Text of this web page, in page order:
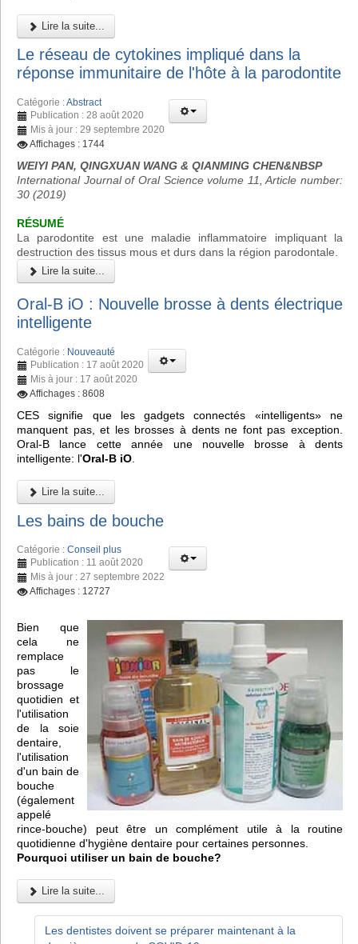
Lire la suite...
Le réseau de cytokines impliqué dans la
réponse immunitaire de l'hôte à la parodontite
Catégorie :Abstract
Publication : 28 août 2020
Mis à jour : 29 septembre 2020
Affichages : 1744
WEIYI PAN, QINGXUAN WANG & QIANMING CHEN&NBSP
International Journal of Oral Science volume 11, Article number:
30 (2019)
RÉSUMÉ
La parodontite est une maladie inflammatoire impliquant la
destruction des tissus mous et durs dans la région parodontale.
Lire la suite...
Oral-B iO : Nouvelle brosse à dents électrique
intelligente
Catégorie : Nouveauté
Publication : 17 août 2020
Mis à jour : 17 août 2020
Affichages : 8608
CES signifie que les gadgets connectés «intelligents» ne
manquent pas, et les brosses à dents ne font pas exception.
Oral-B lance cette année une nouvelle brosse à dents
intelligente: l'Oral-B iO
Lire la suite...
Les bains de bouche
Catégorie : Conseil plus
Publication : 11 août 2020
Mis à jour : 27 septembre 2022
Affichages : 12727
Bien que
cela ne
remplace
pas le
brossage
quotidien et
l'utilisation
de la soie
dentaire,
l'utilisation
d'un bain de
bouche
(également
appelé
rince-bouche) peut être un complément utile à la routine
quotidienne d'hygiène dentaire pour certaines personnes.
Pourquoi utiliser un bain de bouche?
Lire la suite...
Les dentistes doivent se préparer maintenant à la